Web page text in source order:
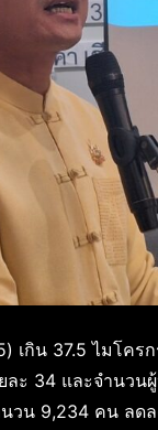
กิน 37.5 ไมโคร
ะ 34 และจำนวน
วน 9,234 คน ลด